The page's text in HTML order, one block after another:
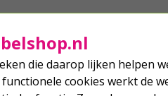
die daarop lijken helpen
cookies werkt de